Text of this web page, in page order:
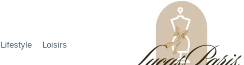
Lifestyle Loisirs